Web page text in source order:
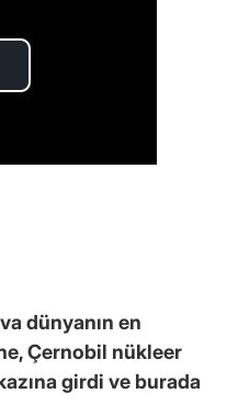
dünyanın en
Çernobil nükleer
girdi ve burada